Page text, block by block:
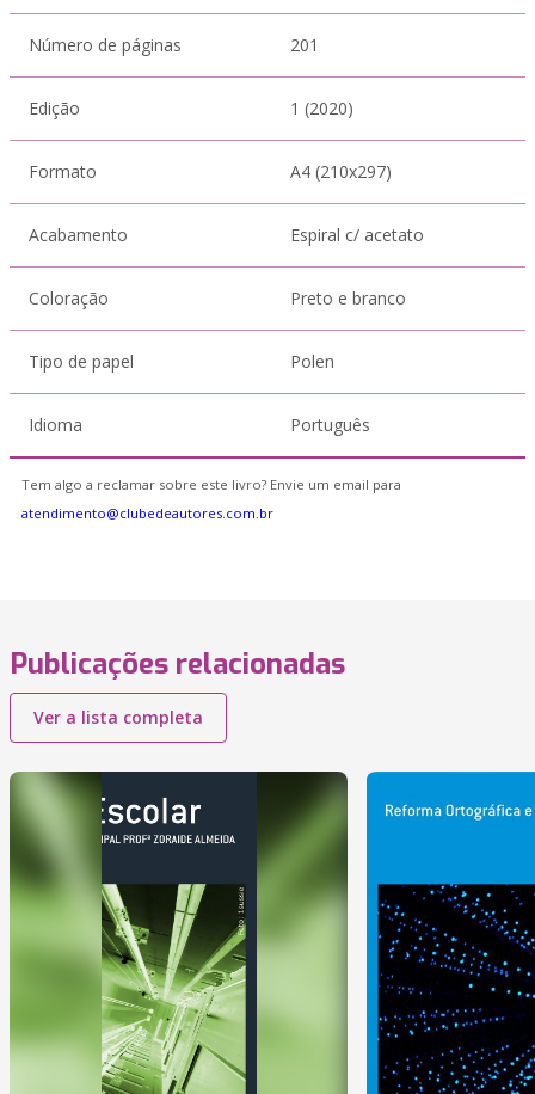
Número de páginas 201
Edição 1 (2020)
Formato A4 (210x297)
Acabamento Espiral c/ acetato
Coloração Preto e branco
Tipo de papel Polen
Idioma Português
Tem algo a reclamar sobre este livro? Envie um email para
atendimento@clubedeautores.com.br
Publicações relacionadas
Ver a lista completa